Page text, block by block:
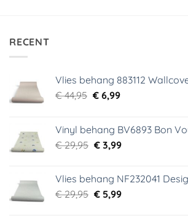
RECENT
Vlies behang 883112
€44,95 Oorspronkelijke
€ 44,95.
€6,99Huidige
€ 6,99.
Vinyl behang BV6893 Bon
€29,95 Oorspronkelijke
€ 29,95.
€3,99Huidige
€ 3,99.
Vlies behang NF232041
€29,95 Oorspronkelijke
€5,99Huidige